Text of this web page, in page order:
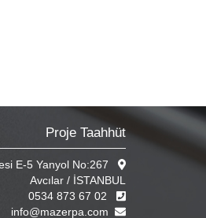
Proje Taahhüt
E-5 Yanyol No:267
Avcılar / İSTANBUL
0534 873 67 02
info@mazerpa.com